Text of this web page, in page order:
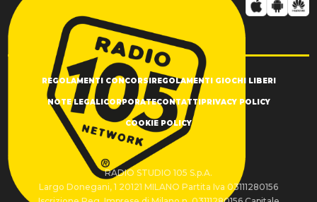
REGOLAMENTI CONCORSI REGOLAMENTI GIOCHI LIBERI
NOTE LEGALI CORPORATECONTATTI PRIVACY POLICY
COOKIE POLICY
RADIO STUDIO 105 S.p.A.
Largo Donegani, 1 20121 MILANO Partita Iva 03111280156